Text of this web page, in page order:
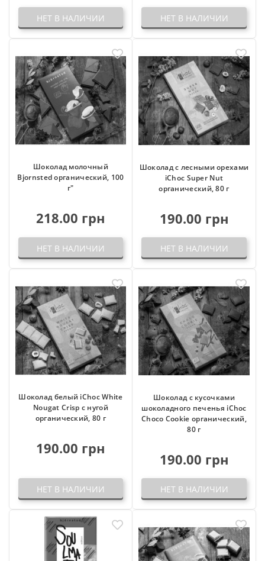
НЕТ В НАЛИЧИИ НЕТ В НАЛИЧИИ
Шоколад молочный
Bjornsted органический, 100
г"
218.00 грн
НЕТ В НАЛИЧИИ
Шоколад с лесными орехами
iChoc Super Nut
органический, 80 г
190.00 грн
НЕТ В НАЛИЧИИ
Шоколад белый iChoc White
Nougat Crisp с нугой
органический, 80 г
190.00 грн
НЕТ В НАЛИЧИИ
Шоколад с кусочками
шоколадного печенья iChoc
Choco Cookie органический,
80 г
190.00 грн
НЕТ В НАЛИЧИИ